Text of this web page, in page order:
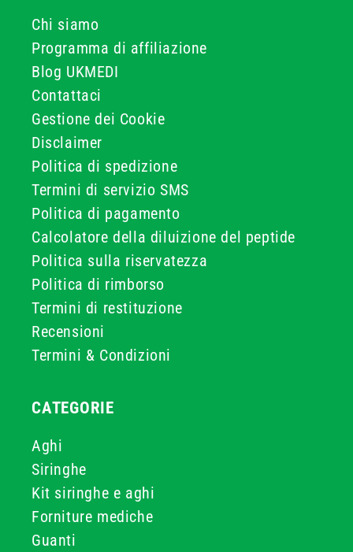
Chi siamo
Programma di affiliazione
Blog UKMEDI
Contattaci
Gestione dei Cookie
Disclaimer
Politica di spedizione
Termini di servizio SMS
Politica di pagamento
Calcolatore della diluizione del peptide
Politica sulla riservatezza
Politica di rimborso
Termini di restituzione
Recensioni
Termini & Condizioni
CATEGORIE
Aghi
Siringhe
Kit siringhe e aghi
Forniture mediche
Guanti